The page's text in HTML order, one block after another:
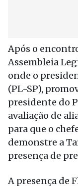
Após o
Assembleia
onde o
(PL-SP),
presidente do
avaliação de
para que o
demonstre a
presença de
A presença de